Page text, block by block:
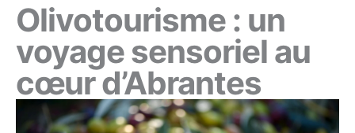
Olivotourisme : un
voyage sensoriel au
cœur d’Abrantes